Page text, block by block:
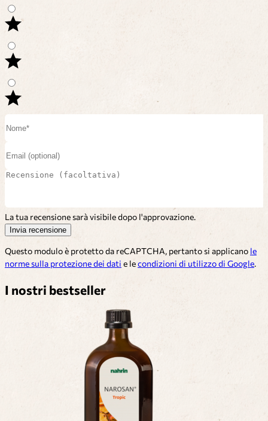
La tua recensione sarà visibile dopo l'approvazione.
Invia recensione
Questo modulo è protetto da reCAPTCHA, pertanto si applicano le
norme sulla protezione dei dati e lecondizioni di utilizzo di Google.
I nostri bestseller